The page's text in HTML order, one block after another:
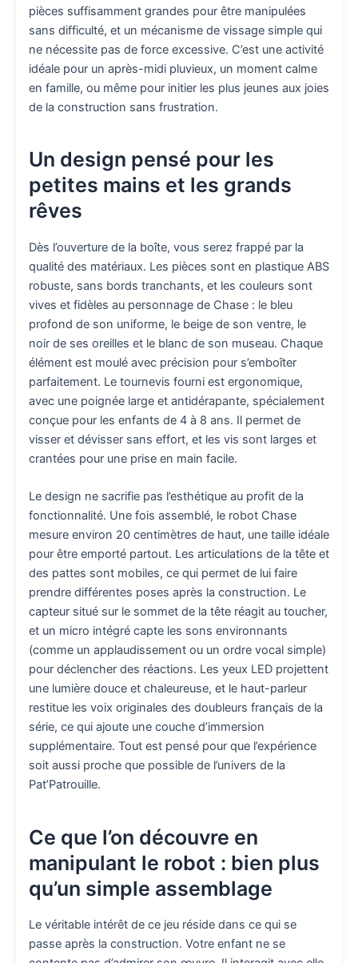
pièces suffisamment grandes pour être manipulées
sans difficulté, et un mécanisme de vissage simple qui
ne nécessite pas de force excessive. C’est une activité
idéale pour un après-midi pluvieux, un moment calme
en famille, ou même pour initier les plus jeunes aux joies
de la construction sans frustration.
Un design pensé pour les
petites mains et les grands
rêves
Dès l’ouverture de la boîte, vous serez frappé par la
qualité des matériaux. Les pièces sont en plastique ABS
robuste, sans bords tranchants, et les couleurs sont
vives et fidèles au personnage de Chase : le bleu
profond de son uniforme, le beige de son ventre, le
noir de ses oreilles et le blanc de son museau. Chaque
élément est moulé avec précision pour s’emboîter
parfaitement. Le tournevis fourni est ergonomique,
avec une poignée large et antidérapante, spécialement
conçue pour les enfants de 4 à 8 ans. Il permet de
visser et dévisser sans effort, et les vis sont larges et
crantées pour une prise en main facile.
Le design ne sacrifie pas l’esthétique au profit de la
fonctionnalité. Une fois assemblé, le robot Chase
mesure environ 20 centimètres de haut, une taille idéale
pour être emporté partout. Les articulations de la tête et
des pattes sont mobiles, ce qui permet de lui faire
prendre différentes poses après la construction. Le
capteur situé sur le sommet de la tête réagit au toucher,
et un micro intégré capte les sons environnants
(comme un applaudissement ou un ordre vocal simple)
pour déclencher des réactions. Les yeux LED projettent
une lumière douce et chaleureuse, et le haut-parleur
restitue les voix originales des doubleurs français de la
série, ce qui ajoute une couche d’immersion
supplémentaire. Tout est pensé pour que l’expérience
soit aussi proche que possible de l’univers de la
Pat’Patrouille.
Ce que l’on découvre en
manipulant le robot : bien plus
qu’un simple assemblage
Le véritable intérêt de ce jeu réside dans ce qui se
passe après la construction. Votre enfant ne se